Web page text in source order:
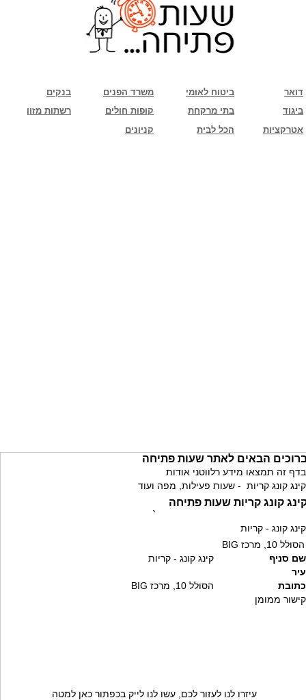
בנקים משרד הפנים ביטוח לאומי
דואר
רשתות מזון
קופות חולים בתי מרקחת
ביגוד
קניונים
הכל לבית אטרקציות
הבאים לאתר שעות פתיחה
בדף זה תמצאו מידע רלווטני אודות
קינג קונג קריות - שעות פעילות, מפה ועוד
קונג קריות שעות פתיחה
`
קינג קונג - קריות
הסולל 10, מרכז BIG
שם סניף
קינג קונג - קריות
עיר
כתובת
הסולל 10, מרכז BIG
קישור ממומן
עיזרו לנו לעזור לכם, עשו לנו לייק בכפתור כאן למטה